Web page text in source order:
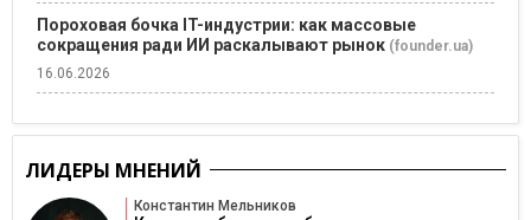
Пороховая бочка IT-индустрии: как массовые
сокращения ради ИИ раскалывают рынок (founder.ua)
16.06.2026
ЛИДЕРЫ МНЕНИЙ
Константин Мельников